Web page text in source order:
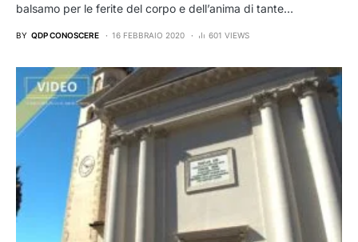
balsamo per le ferite del corpo e dell’anima di tante…
BY QDP CONOSCERE 16 FEBBRAIO 2020 601 VIEWS